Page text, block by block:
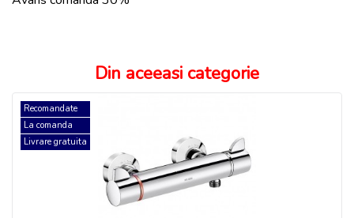
Din aceeasi categorie
Recomandate
La comanda
Stoc zero